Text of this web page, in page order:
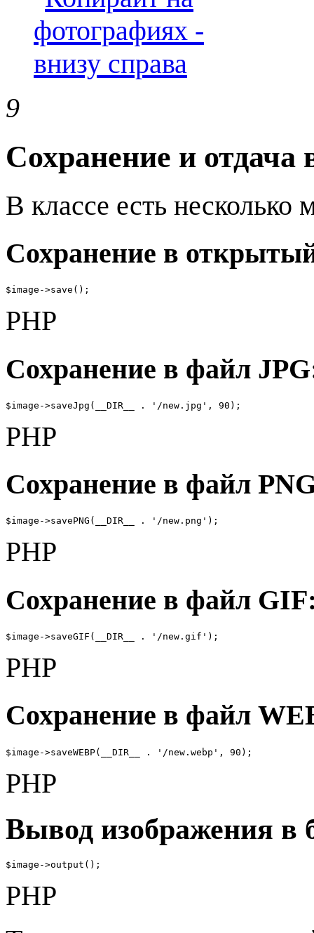
9
Сохранение и отдача
В классе есть несколько
Сохранение в
$image->save();
PHP
Сохранение в файл
$image->saveJpg(__DIR__ . '/new.jpg', 90);
PHP
Сохранение в файл
$image->savePNG(__DIR__ . '/new.png');
PHP
Сохранение в файл
$image->saveGIF(__DIR__ . '/new.gif');
PHP
Сохранение в файл
$image->saveWEBP(__DIR__ . '/new.webp', 90);
PHP
Вывод изображения в
$image->output();
PHP